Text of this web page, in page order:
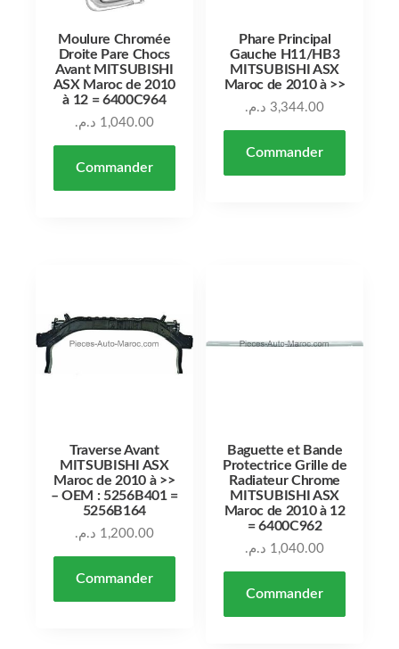
Moulure Chromée
Droite Pare Chocs
Avant MITSUBISHI
ASX Maroc de 2010
à 12 = 6400C964
1,040.00 د.م.
Commander
Phare Principal
Gauche H11/HB3
MITSUBISHI ASX
Maroc de 2010 à >>
3,344.00 د.م.
Commander
Traverse Avant
MITSUBISHI ASX
Maroc de 2010 à >>
– OEM : 5256B401 =
5256B164
1,200.00 د.م.
Commander
Baguette et Bande
Protectrice Grille de
Radiateur Chrome
MITSUBISHI ASX
Maroc de 2010 à 12
= 6400C962
1,040.00 د.م.
Commander